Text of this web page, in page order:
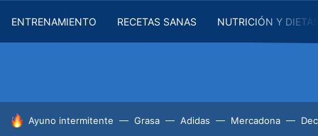
ENTRENAMIENTO RECETAS SANAS NUTRICIÓN Y
HOY SE HABLA DE
Ayuno intermitente Grasa Adidas Mercadona